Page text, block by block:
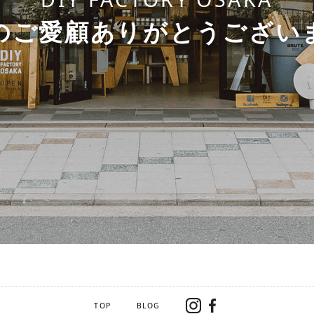
ご愛顧ありがとうござい
TOP BLOG